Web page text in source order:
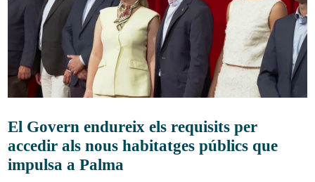
El Govern endureix els requisits per
accedir als nous habitatges públics que
impulsa a Palma